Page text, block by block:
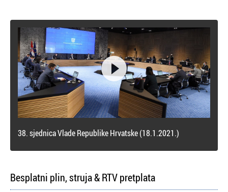

38. sjednica Vlade Republike Hrvatske (18.1.2021.)
Besplatni plin, struja & RTV pretplata